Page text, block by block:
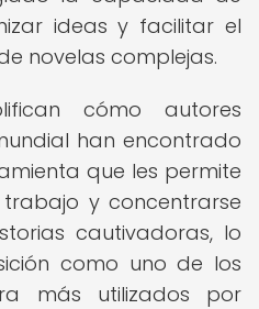
ideas y facilitar el
novelas complejas.
cómo autores
han encontrado
que les permite
y concentrarse
cautivadoras, lo
como uno de los
más utilizados por